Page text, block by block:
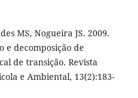
MS, Nogueira JS. 2009.
e decomposição de
de transição. Revista
e Ambiental, 13(2):183-